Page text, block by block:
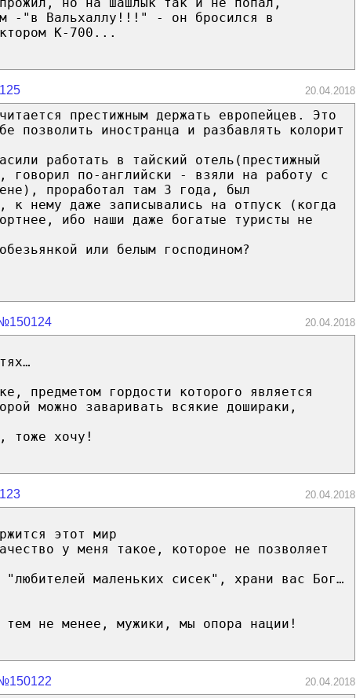
-"в Вальхаллу!!!" - он бросился в
К-700...
20.04.2018
престижным держать европейцев. Это
позволить иностранца и разбавлять колорит
работать в тайский отель(престижный
говорил по-английски - взяли на работу с
проработал там 3 года, был
к нему даже записывались на отпуск (когда
ибо наши даже богатые туристы не
или белым господином?
20.04.2018
предметом гордости которого является
можно заваривать всякие дошираки,
тоже хочу!
20.04.2018
этот мир
у меня такое, которое не позволяет
маленьких сисек", храни вас Бог…
не менее, мужики, мы опора нации!
20.04.2018